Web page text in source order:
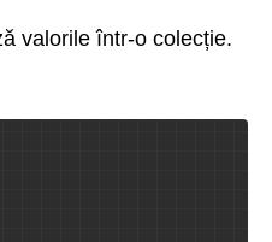
valorile într-o colecție.